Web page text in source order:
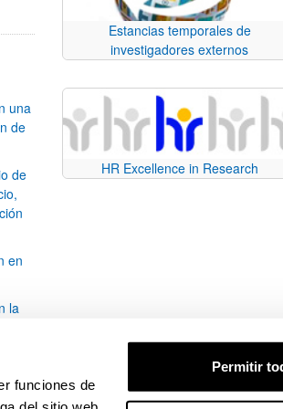
funciones de
Permitir
una
de
de
en
la
Estancias temporales de
investigadores externos
HR Excellence in Research